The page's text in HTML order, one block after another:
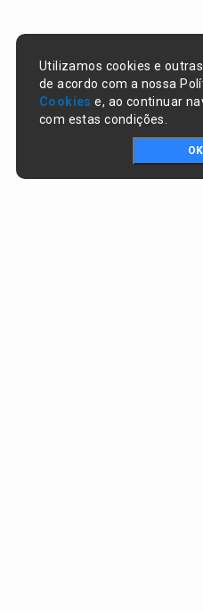
Utilizamos cookies e
de acordo com a nossa
Cookies e, ao continuar
com estas condições.
OK